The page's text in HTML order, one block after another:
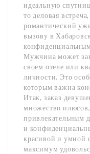
идеальную
то деловая
романтический
вызову в
Мужчина может
своем отеле или
личности. Это
которым важна
Итак, заказ
множество
привлекательным
и
красивой и умной
максимум